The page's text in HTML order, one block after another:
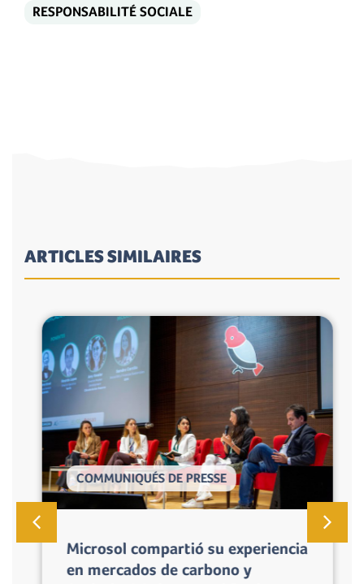
RESPONSABILITÉ SOCIALE
ARTICLES SIMILAIRES
COMMUNIQUÉS DE PRESSE
Microsol compartió su experiencia
en mercados de carbono y